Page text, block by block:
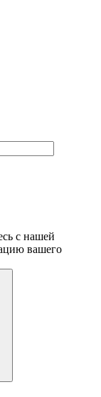
с нашей
вашего